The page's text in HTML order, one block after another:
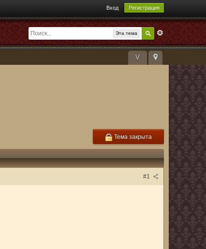
Вход Регистрация
Эта тема
V
Тема закрыта
#1